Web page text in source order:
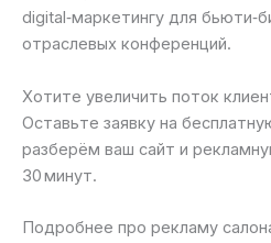
digital‑маркетингу для
отраслевых конференций.
Хотите увеличить поток
Оставьте заявку на
разберём ваш сайт и
30 минут.
Подробнее про рекламу